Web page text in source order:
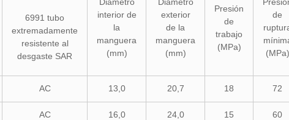
interior de
la
manguera
(mm)
exterior
de la
manguera
(mm)
Presión
de
trabajo
(MPa)
de
(MPa)
6991 tubo
extremadamente
resistente al
desgaste SAR
AC 13,0 20,7 18 72
AC 16,0 24,0 15 60